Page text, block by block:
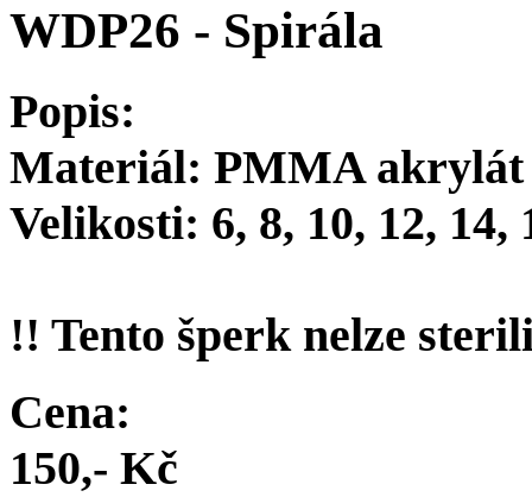
WDP26 - Spirála
Popis:
Materiál: PMMA akrylát
Velikosti: 6, 8, 10, 12, 14,
!! Tento šperk nelze
Cena:
150,- Kč